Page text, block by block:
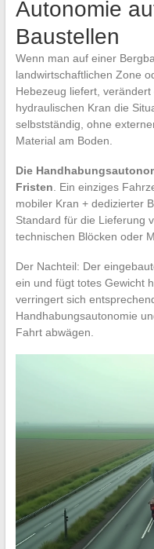
Autonomie
Baustellen
Wenn man auf einer
landwirtschaftlichen Zone
Hebezeug liefert,
hydraulischen Kran die
selbstständig, ohne
Material am Boden.
Die
Fristen . Ein einziges
mobiler Kran + dedizierter
Standard für die Lieferung
technischen Blöcken oder
Der Nachteil: Der
ein und fügt totes Gewicht
verringert sich
Handhabungsautonomie
Fahrt abwägen.